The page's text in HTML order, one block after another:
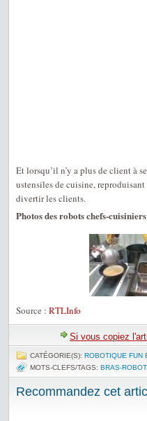
Et lorsqu’il n’y a plus de client à
ustensiles de cuisine,
divertir les clients.
Photos des robots chefs-
Source : RTLInfo
Si vous copiez
CATÉGORIE(S): ROBOTIQUE FUN
MOTS-CLEFS/TAGS: BRAS-
Recommandez cet